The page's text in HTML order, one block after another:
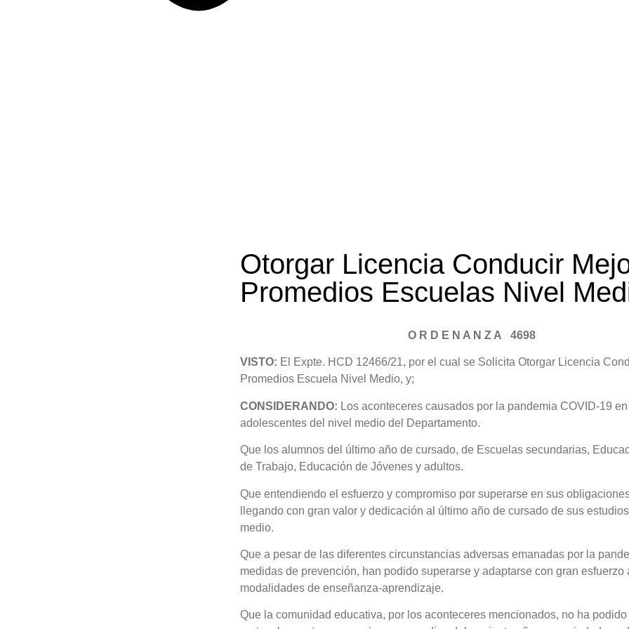
Otorgar Licencia Conducir
Promedios Escuelas Nivel
O R D E N A N Z A 4698
VISTO: El Expte. HCD 12466/21, por el cual se Solicita Otorgar Licencia
Promedios Escuela Nivel Medio, y;
CONSIDERANDO: Los aconteceres causados por la pandemia COVID-19
adolescentes del nivel medio del Departamento.
Que los alumnos del último año de cursado, de Escuelas secundarias,
de Trabajo, Educación de Jóvenes y adultos.
Que entendiendo el esfuerzo y compromiso por superarse en sus
llegando con gran valor y dedicación al último año de cursado de sus
medio.
Que a pesar de las diferentes circunstancias adversas emanadas por la
medidas de prevención, han podido superarse y adaptarse con gran esfuerzo
modalidades de enseñanza-aprendizaje.
Que la comunidad educativa, por los aconteceres mencionados, no ha